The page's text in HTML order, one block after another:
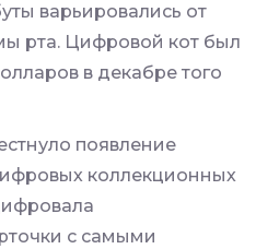
варьировались от
рта. Цифровой кот был
в декабре того
появление
коллекционных
с самыми